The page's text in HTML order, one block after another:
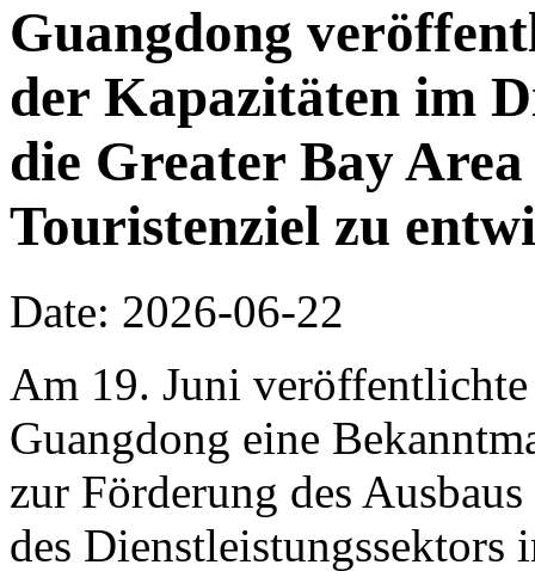
Guangdong
der Kapazitäten im
die Greater Bay
Touristenziel zu
Date: 2026-06-22
Am 19. Juni
Guangdong eine
zur Förderung des
des Dienstleistungssektors